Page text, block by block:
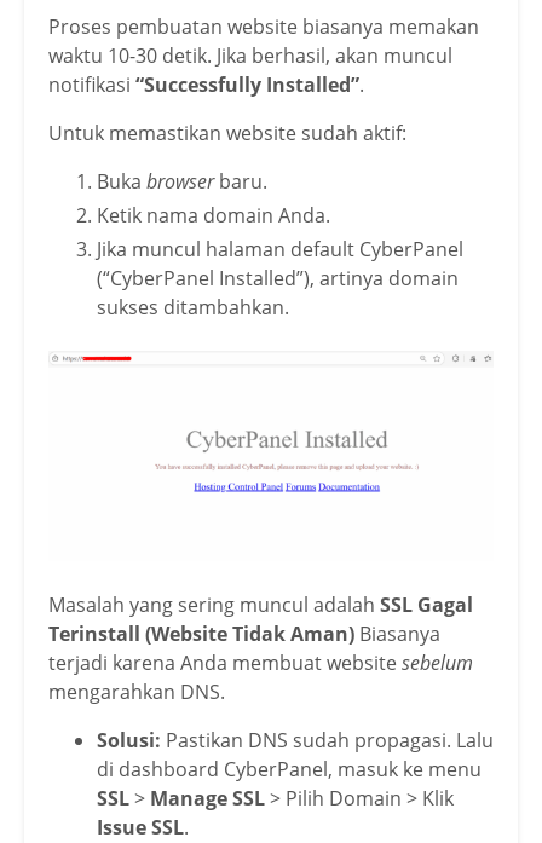
Proses pembuatan website biasanya memakan
waktu 10-30 detik. Jika berhasil, akan muncul
notifikasi “Successfully Installed”.
Untuk memastikan website sudah aktif:
Buka browserbaru.
Ketik nama domain Anda.
Jika muncul halaman default CyberPanel
(“CyberPanel Installed”), artinya domain
sukses ditambahkan.
Masalah yang sering muncul adalah SSL Gagal
Terinstall (Website Tidak Aman) Biasanya
terjadi karena Anda membuat websitesebelum
mengarahkan DNS.
Solusi: Pastikan DNS sudah propagasi. Lalu
di dashboard CyberPanel, masuk ke menu
SSL> Manage SSL> Pilih Domain > Klik
Issue SSL.